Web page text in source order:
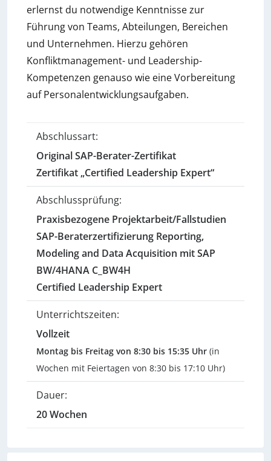
erlernst du notwendige Kenntnisse zur
Führung von Teams, Abteilungen, Bereichen
und Unternehmen. Hierzu gehören
Konfliktmanagement- und Leadership-
Kompetenzen genauso wie eine Vorbereitung
auf Personalentwicklungsaufgaben.
Abschlussart:
Original SAP-Berater-Zertifikat
Zertifikat „Certified Leadership Expert“
Abschlussprüfung:
Praxisbezogene Projektarbeit/Fallstudien
SAP-Beraterzertifizierung Reporting,
Modeling and Data Acquisition mit SAP
BW/4HANA C_BW4H
Certified Leadership Expert
Unterrichtszeiten:
Vollzeit
Montag bis Freitag von 8:30 bis 15:35 Uhr (in
Wochen mit Feiertagen von 8:30 bis 17:10 Uhr)
Dauer:
20 Wochen